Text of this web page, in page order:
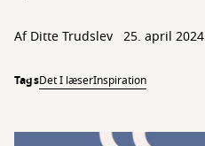
Af Ditte Trudslev 25. april 2024
TagsDet I læserInspiration